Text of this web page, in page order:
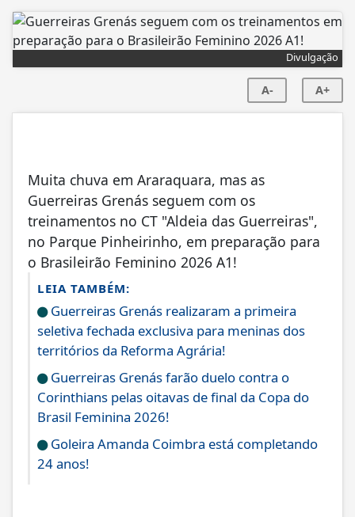
Divulgação
A- A+
Muita chuva em Araraquara, mas as
Guerreiras Grenás seguem com os
treinamentos no CT "Aldeia das Guerreiras",
no Parque Pinheirinho, em preparação para
o Brasileirão Feminino 2026 A1!
LEIA TAMBÉM:
Guerreiras Grenás realizaram a primeira
seletiva fechada exclusiva para meninas dos
territórios da Reforma Agrária!
Guerreiras Grenás farão duelo contra o
Corinthians pelas oitavas de final da Copa do
Brasil Feminina 2026!
Goleira Amanda Coimbra está completando
24 anos!